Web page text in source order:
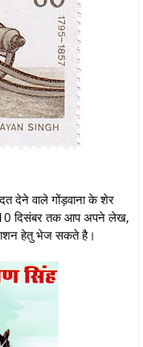
देने वाले गोंड़वाना के शेर
10 दिसंबर तक आप अपने लेख,
हेतु भेज सकते है।